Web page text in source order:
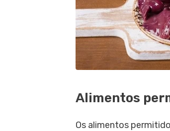
Alimentos
Os alimentos